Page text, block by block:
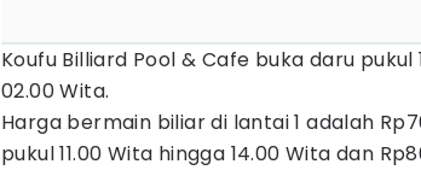
Koufu Billiard Pool & Cafe buka daru pukul
02.00 Wita.
Harga bermain biliar di lantai 1 adalah
pukul 11.00 Wita hingga 14.00 Wita dan